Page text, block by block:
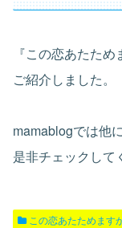
『この恋あたた
ご紹介しました。
mamablogでは他
是非チェックして
この恋あたためます